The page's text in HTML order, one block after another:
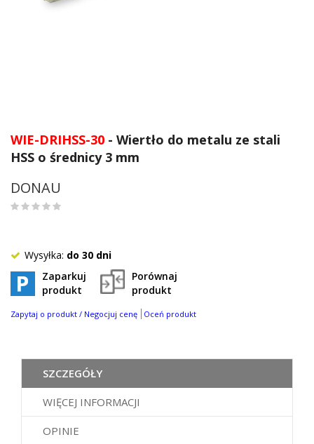
na
początek
galerii
WIE-DRIHSS-30 - Wiertło do metalu ze stali
HSS o średnicy 3 mm
DONAU
Wysyłka: do 30 dni
Zaparkuj
produkt
Porównaj
produkt
Zapytaj o produkt / Negocjuj cenę Oceń produkt
SZCZEGÓŁY
WIĘCEJ INFORMACJI
OPINIE